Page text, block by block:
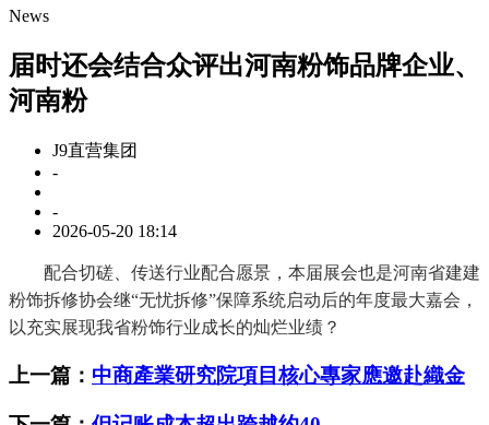
News
届时还会结合众评出河南粉饰品牌企业、
河南粉
J9直营集团
-
-
2026-05-20 18:14
配合切磋、传送行业配合愿景，本届展会也是河南省建建
粉饰拆修协会继“无忧拆修”保障系统启动后的年度最大嘉会，
以充实展现我省粉饰行业成长的灿烂业绩？
上一篇： 中商產業研究院項目核心專家應邀赴織金